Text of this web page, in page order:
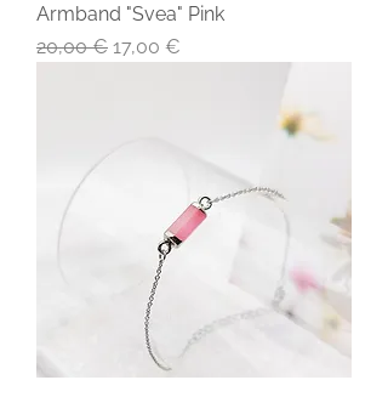
Armband "Svea" Pink
Standardpreis
20,00 € Sale-Preis
17,00 €